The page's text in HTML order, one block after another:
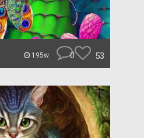
195w 0 53